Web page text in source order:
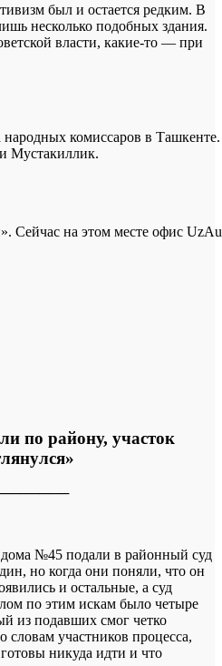
был и остается редким. В
несколько подобных здания.
власти, какие-то — при
комиссаров в
Мустакиллик.
Сейчас на этом месте офис
по району, участок
№45 подали в районный суд
но когда они поняли, что он
и остальные, а суд
по этим искам было четыре
из подавших смог четко
участников процесса,
никуда идти и что